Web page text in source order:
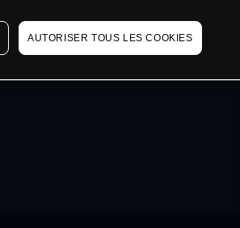
AUTORISER TOUS LES COOKIES